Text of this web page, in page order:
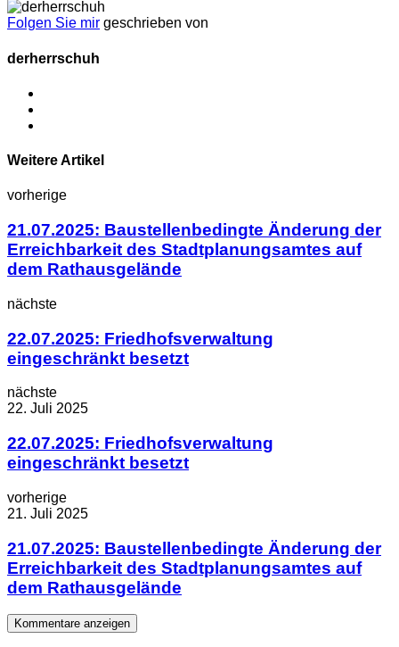
Folgen Sie mir geschrieben von
derherrschuh
Weitere Artikel
vorherige
21.07.2025: Baustellenbedingte Änderung der
Erreichbarkeit des Stadtplanungsamtes auf
dem Rathausgelände
nächste
22.07.2025: Friedhofsverwaltung
eingeschränkt besetzt
nächste
22. Juli 2025
22.07.2025: Friedhofsverwaltung
eingeschränkt besetzt
vorherige
21. Juli 2025
21.07.2025: Baustellenbedingte Änderung der
Erreichbarkeit des Stadtplanungsamtes auf
dem Rathausgelände
Kommentare anzeigen